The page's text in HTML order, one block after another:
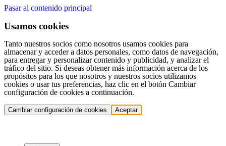
Pasar al contenido principal
Usamos cookies
Tanto nuestros socios como nosotros usamos cookies para
almacenar y acceder a datos personales, como datos de navegación,
para entregar y personalizar contenido y publicidad, y analizar el
tráfico del sitio. Si deseas obtener más información acerca de los
propósitos para los que nosotros y nuestros socios utilizamos
cookies o usar tus preferencias, haz clic en el botón Cambiar
configuración de cookies a continuación.
Cambiar configuración de cookies Aceptar